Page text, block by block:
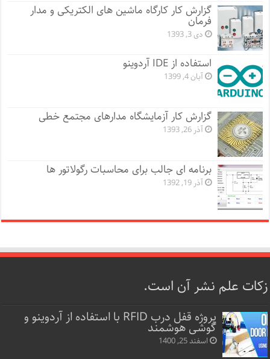
گزارش کار کارگاه ماشین های الکتریکی و مدار
فرمان
دی 3, 1393
استفاده از IDE آردوینو
آبان 4, 1399
گزارش کار آزمایشگاه مدارهای مجتمع خطی
آذر 26, 1393
برنامه ای جالب برای محاسبات رگولاتور ها
آذر 19, 1392
زکات علم نشر آن است.
پروژه قفل‌ درب RFID با استفاده از آردوینو و
گوشی هوشمند
اسفند 25, 1400